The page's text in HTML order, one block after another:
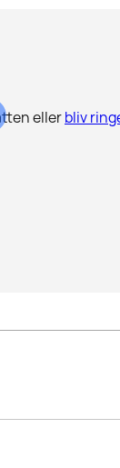
ellerbliv